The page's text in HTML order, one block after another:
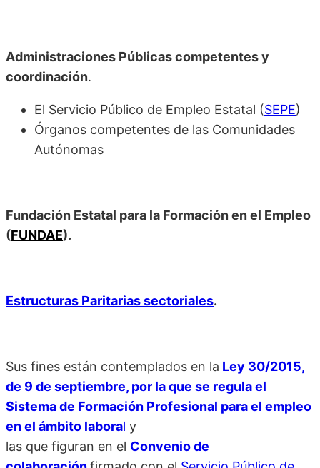
Administraciones Públicas competentes y
coordinación.
El Servicio Público de Empleo Estatal (SEPE)
Órganos competentes de las Comunidades
Autónomas
Fundación Estatal para la Formación en el Empleo
(FUNDAE).
Estructuras Paritarias sectoriales.
Sus fines están contemplados en la Ley 30/2015,
de 9 de septiembre, por la que se regula el
Sistema de Formación Profesional para el empleo
en el ámbito laboral y
las que figuran en el Convenio de